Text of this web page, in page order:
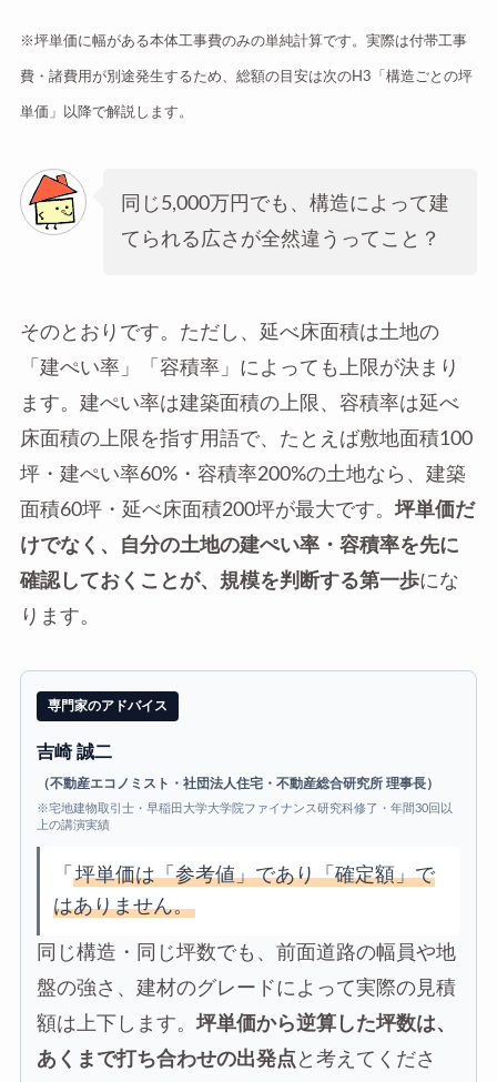
※坪単価に幅がある本体工事費のみの単純計算です。実際は付帯工事
費・諸費用が別途発生するため、総額の目安は次のH3「構造ごとの坪
単価」以降で解説します。
同じ5,000万円でも、構造によって建
てられる広さが全然違うってこと？
そのとおりです。ただし、延べ床面積は土地の
「建ぺい率」「容積率」によっても上限が決まり
ます。建ぺい率は建築面積の上限、容積率は延べ
床面積の上限を指す用語で、たとえば敷地面積100
坪・建ぺい率60%・容積率200%の土地なら、建築
面積60坪・延べ床面積200坪が最大です。 坪単価だ
けでなく、自分の土地の建ぺい率・容積率を先に
確認しておくことが、規模を判断する第一歩にな
ります。
専門家のアドバイス
吉崎 誠二
（不動産エコノミスト・社団法人住宅・不動産総合研究所 理事長）
※宅地建物取引士・早稲田大学大学院ファイナンス研究科修了・年間30回以
上の講演実績
「 坪単価は「参考値」であり「確定額」で
はありません。
同じ構造・同じ坪数でも、前面道路の幅員や地
盤の強さ、建材のグレードによって実際の見積
額は上下します。 坪単価から逆算した坪数は、
あくまで打ち合わせの出発点 と考えてくださ